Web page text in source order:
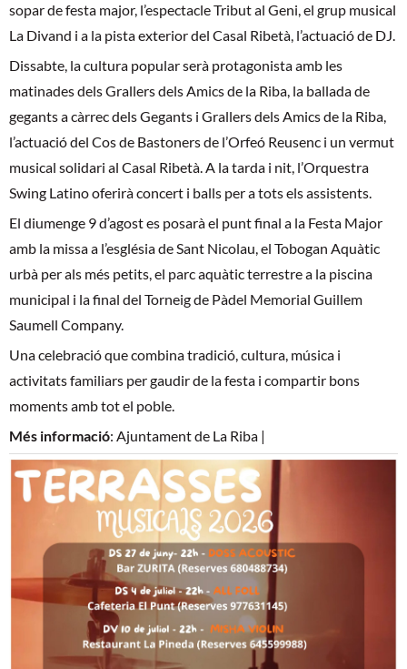
sopar de festa major, l’espectacle Tribut al Geni, el grup musical
La Divand i a la pista exterior del Casal Ribetà, l’actuació de DJ.
Dissabte, la cultura popular serà protagonista amb les
matinades dels Grallers dels Amics de la Riba, la ballada de
gegants a càrrec dels Gegants i Grallers dels Amics de la Riba,
l’actuació del Cos de Bastoners de l’Orfeó Reusenc i un vermut
musical solidari al Casal Ribetà. A la tarda i nit, l’Orquestra
Swing Latino oferirà concert i balls per a tots els assistents.
El diumenge 9 d’agost es posarà el punt final a la Festa Major
amb la missa a l’església de Sant Nicolau, el Tobogan Aquàtic
urbà per als més petits, el parc aquàtic terrestre a la piscina
municipal i la final del Torneig de Pàdel Memorial Guillem
Saumell Company.
Una celebració que combina tradició, cultura, música i
activitats familiars per gaudir de la festa i compartir bons
moments amb tot el poble.
Més informació: Ajuntament de La Riba |